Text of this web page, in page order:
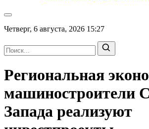
Четверг, 6 августа, 2026 15:27
Региональная
машиностроители
Запада реализуют